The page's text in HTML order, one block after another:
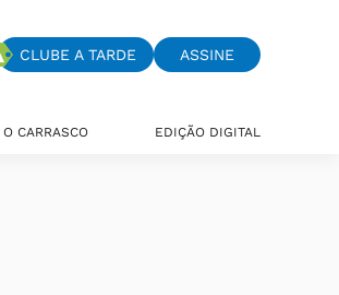
CLUBE A TARDE ASSINE
O CARRASCO EDIÇÃO DIGITAL